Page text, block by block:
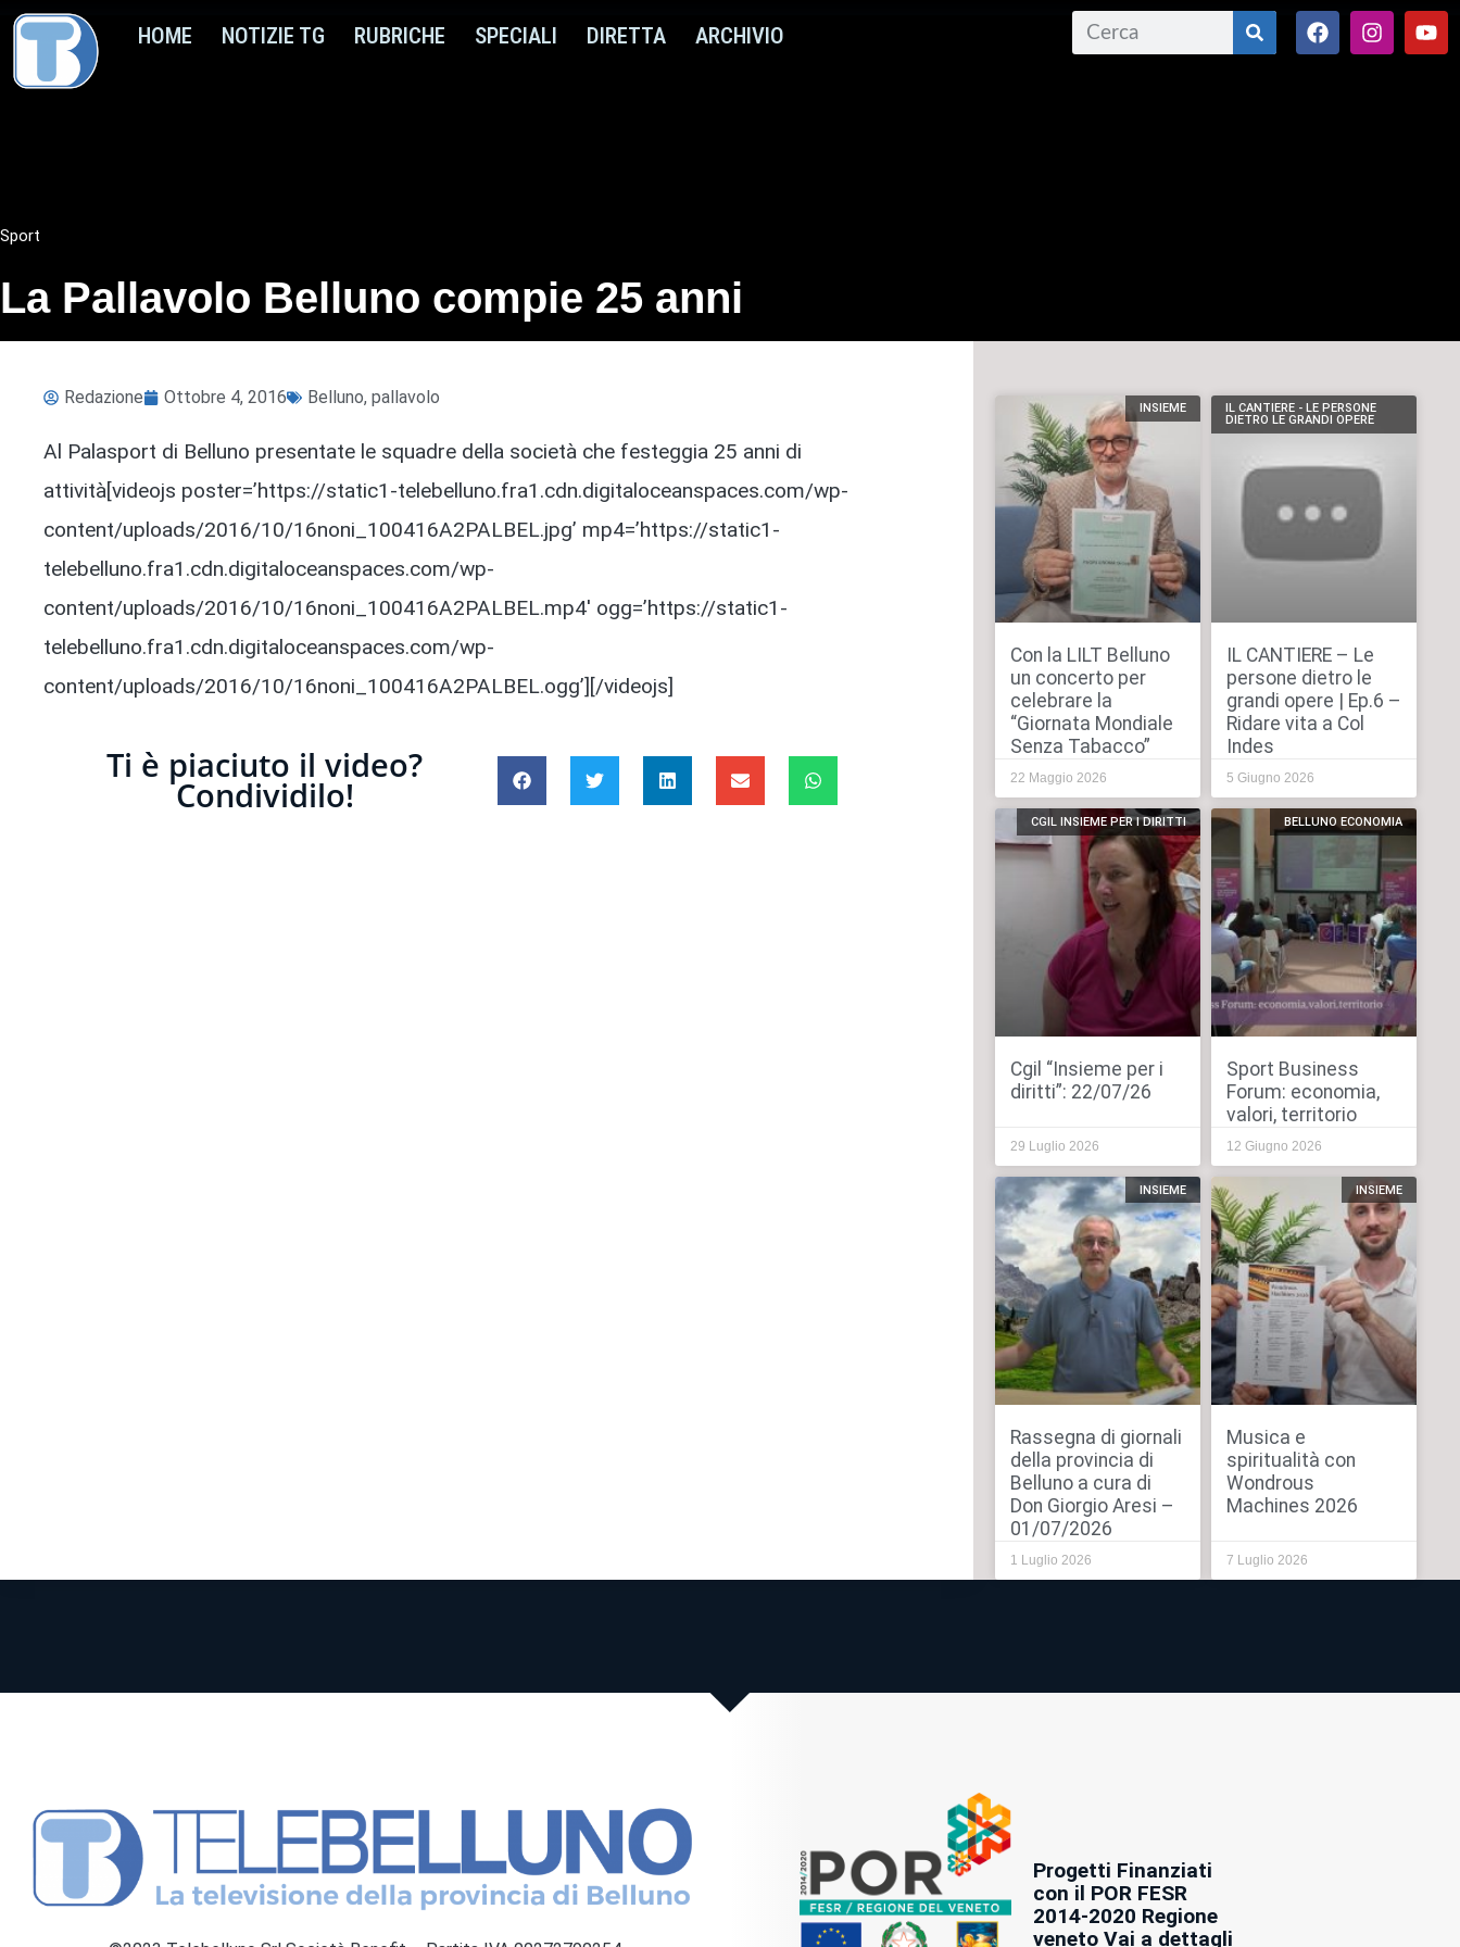
HOME NOTIZIE TG RUBRICHE SPECIALI DIRETTA ARCHIVIO
Sport
La Pallavolo Belluno compie 25 anni
Redazione Ottobre 4, 2016 Belluno, pallavolo
Al Palasport di Belluno presentate le squadre della società che festeggia 25 anni di
attività[videojs poster=’https://static1-telebelluno.fra1.cdn.digitaloceanspaces.com/wp-
content/uploads/2016/10/16noni_100416A2PALBEL.jpg’ mp4=’https://static1-
telebelluno.fra1.cdn.digitaloceanspaces.com/wp-
content/uploads/2016/10/16noni_100416A2PALBEL.mp4′ ogg=’https://static1-
telebelluno.fra1.cdn.digitaloceanspaces.com/wp-
content/uploads/2016/10/16noni_100416A2PALBEL.ogg’][/videojs]
Ti è piaciuto il video?
Condividilo!
INSIEME
Con la LILT Belluno
un concerto per
celebrare la
“Giornata Mondiale
Senza Tabacco”
22 Maggio 2026
IL CANTIERE - LE PERSONE
DIETRO LE GRANDI OPERE
IL CANTIERE – Le
persone dietro le
grandi opere | Ep.6 –
Ridare vita a Col
Indes
5 Giugno 2026
CGIL INSIEME PER I DIRITTI
Cgil “Insieme per i
diritti”: 22/07/26
29 Luglio 2026
BELLUNO ECONOMIA
Sport Business
Forum: economia,
valori, territorio
12 Giugno 2026
INSIEME
Rassegna di giornali
della provincia di
Belluno a cura di
Don Giorgio Aresi –
01/07/2026
1 Luglio 2026
INSIEME
Musica e
spiritualità con
Wondrous
Machines 2026
7 Luglio 2026
Progetti Finanziati
con il POR FESR
2014-2020 Regione
veneto Vai a dettagli